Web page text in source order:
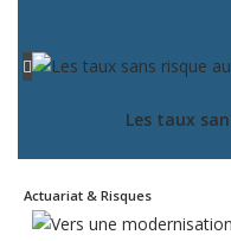
Les taux
Actuariat & Risques